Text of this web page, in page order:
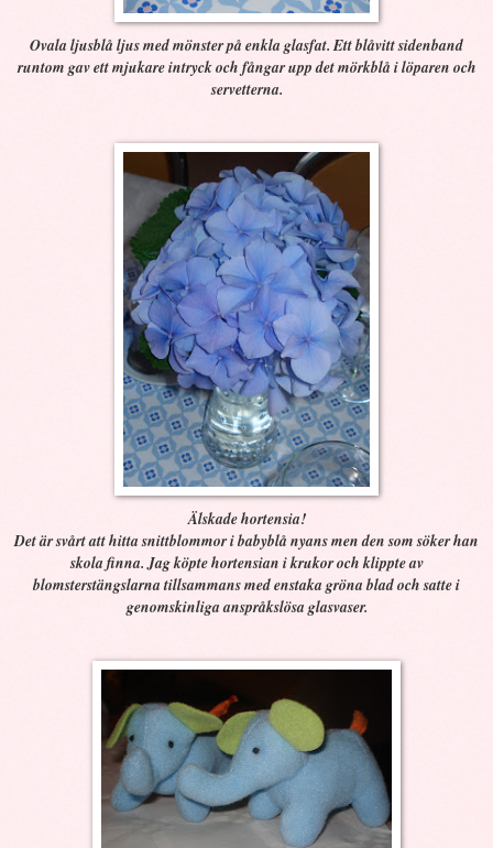
Ovala ljusblå ljus med mönster på enkla glasfat. Ett blåvitt sidenband
runtom gav ett mjukare intryck och fångar upp det mörkblå i löparen och
servetterna.
Älskade hortensia!
Det är svårt att hitta snittblommor i babyblå nyans men den som söker han
skola finna. Jag köpte hortensian i krukor och klippte av
blomsterstängslarna tillsammans med enstaka gröna blad och satte i
genomskinliga anspråkslösa glasvaser.